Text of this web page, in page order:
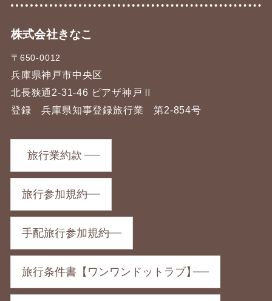
株式会社きなこ
〒650-0012
兵庫県神戸市中央区
北長狭通2-31-46 ピアザ神戸Ⅱ
登録 兵庫県知事登録旅行業 第2-854号
旅行業約款
旅行参加規約
手配旅行参加規約
旅行条件書【ワンワンドットラブ】